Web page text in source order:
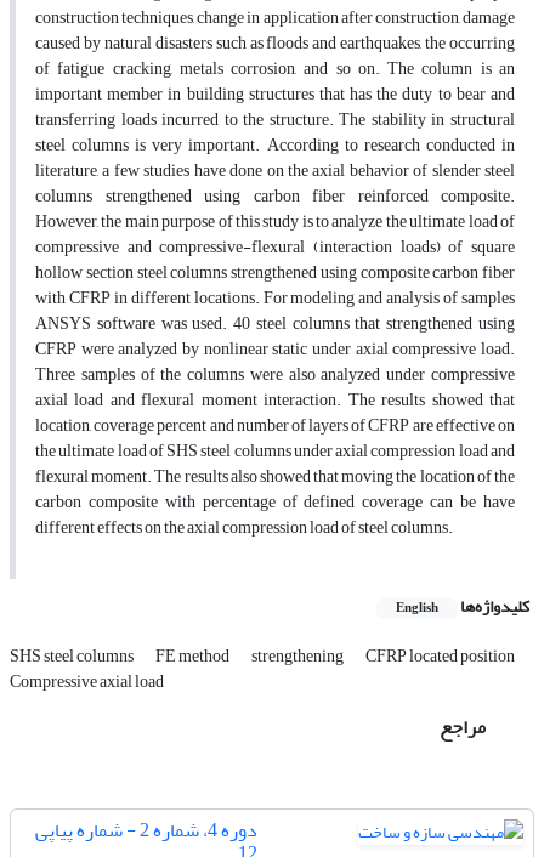
construction techniques, change in application after construction, damage
caused by natural disasters such as floods and earthquakes, the occurring
of fatigue cracking, metals corrosion, and so on. The column is an
important member in building structures that has the duty to bear and
transferring loads incurred to the structure. The stability in structural
steel columns is very important. According to research conducted in
literature, a few studies have done on the axial behavior of slender steel
columns strengthened using carbon fiber reinforced composite.
However, the main purpose of this study is to analyze the ultimate load of
compressive and compressive-flexural (interaction loads) of square
hollow section steel columns strengthened using composite carbon fiber
with CFRP in different locations. For modeling and analysis of samples
ANSYS software was used. 40 steel columns that strengthened using
CFRP were analyzed by nonlinear static under axial compressive load.
Three samples of the columns were also analyzed under compressive
axial load and flexural moment interaction. The results showed that
location, coverage percent and number of layers of CFRP are effective on
the ultimate load of SHS steel columns under axial compression load and
flexural moment. The results also showed that moving the location of the
carbon composite with percentage of defined coverage can be have
different effects on the axial compression load of steel columns.
کلیدواژه‌ها English
SHS steel columns FE method strengthening CFRP located position
Compressive axial load
مراجع
دوره 4، شماره 2 - شماره پیاپی